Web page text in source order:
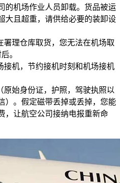
的机场作业人员卸载。货品被运
大且超重，请供给必要的装卸设
署理仓库取货，您无法在机场取
。
接机，节约接机时刻和机场接机
原始身份证，护照，驾驶执照以
）。假定磁带丢掉或丢掉，您能
，让航空公司接纳电报重新命